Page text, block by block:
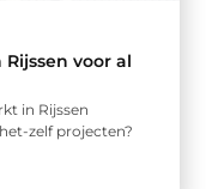
voor al
in Rijssen
zelf projecten?